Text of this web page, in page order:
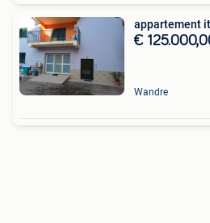
appartement
€
Wandre